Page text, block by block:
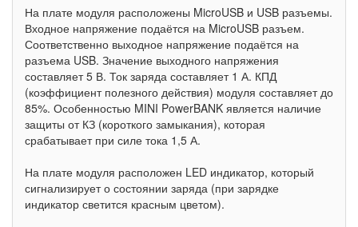
На плате модуля расположены MicroUSB и USB разъемы.
Входное напряжение подаётся на MicroUSB разъем.
Соответственно выходное напряжение подаётся на
разъема USB. Значение выходного напряжения
составляет 5 В. Ток заряда составляет 1 А. КПД
(коэффициент полезного действия) модуля составляет до
85%. Особенностью MINI PowerBANK является наличие
защиты от КЗ (короткого замыкания), которая
срабатывает при силе тока 1,5 А.
На плате модуля расположен LED индикатор, который
сигнализирует о состоянии заряда (при зарядке
индикатор светится красным цветом).